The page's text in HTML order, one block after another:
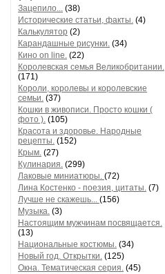
Зацепило... (38)
Исторические статьи, факты. (4)
Калькулятор (2)
Карандашные рисунки. (34)
Кино on line. (22)
Королевская семья Великобритании.
(171)
Короли, королевы и королевские
семьи. (37)
Кошки в живописи. Просто кошки (
фото ). (105)
Красота и здоровье. Народные
рецепты. (152)
Крым. (27)
Кулинария. (299)
Лаковые миниатюры. (72)
Лина Костенко - поезия, цитаты. (7)
Лучше не скажешь... (156)
Музыка. (3)
Настоящим мужчинам посвящается.
(13)
Национальные костюмы. (34)
Новый год. Открытки. (125)
Окна. Тематическая серия. (45)